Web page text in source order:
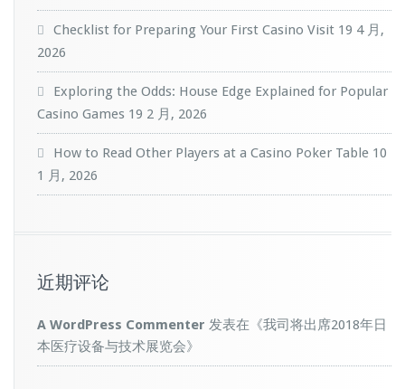
Checklist for Preparing Your First Casino Visit 19 4 月,
2026
Exploring the Odds: House Edge Explained for Popular
Casino Games 19 2 月, 2026
How to Read Other Players at a Casino Poker Table 10
1 月, 2026
近期评论
A WordPress Commenter 发表在《我司将出席2018年日
本医疗设备与技术展览会》